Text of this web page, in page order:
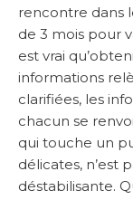
rencontre dans
de 3 mois pour
est vrai
informations
clarifiées, les
chacun se
qui touche un
délicates, n’est
déstabilisante.